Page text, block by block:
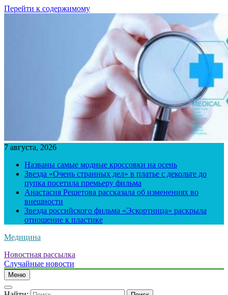
Перейти к содержимому
7 августа, 2026
Названы самые модные кроссовки на осень
Звезда «Очень странных дел» в платье с декольте до
пупка посетила премьеру фильма
Анастасия Решетова рассказала об изменениях во
внешности
Звезда российского фильма «Эскортница» раскрыла
отношение к пластике
Медицина
Новостная рассылка
Случайные новости
Меню